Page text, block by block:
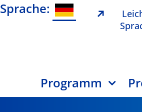
Sprache:
Programm